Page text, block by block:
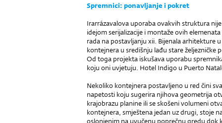
Spremnici: ponavljanje i pokret
Irarrázavalova uporaba ovakvih struktura
idejom serijalizacije i montaže ovih
rada na postavljanju xii. Bijenala arhitekture
kontejnera u središnju lađu stare željezničke
Od toga projekta iskušava uporabu
koju oni uvjetuju. Hotel Indigo u Puerto
Nekoliko kontejnera postavljeno u red čini
napetosti koju sugerira njihova geometrija
krajobrazu planine ili se skošeni volumeni
kontejnera, smještena jedan uz drugi, stoje
oslonjenim na uvučenu poprečnu gredu